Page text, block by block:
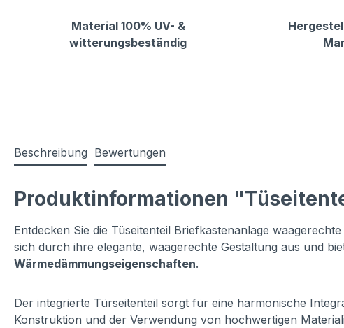
Material 100% UV- &
witterungsbeständig
Beschreibung Bewertungen
Produktinformationen
Entdecken Sie die Tüseitenteil Briefkastenanlage
sich durch ihre elegante, waagerechte Gestaltung aus und
Wärmedämmungseigenschaften.
Der integrierte Türseitenteil sorgt für eine harmonische
Konstruktion und der Verwendung von hochwertigen